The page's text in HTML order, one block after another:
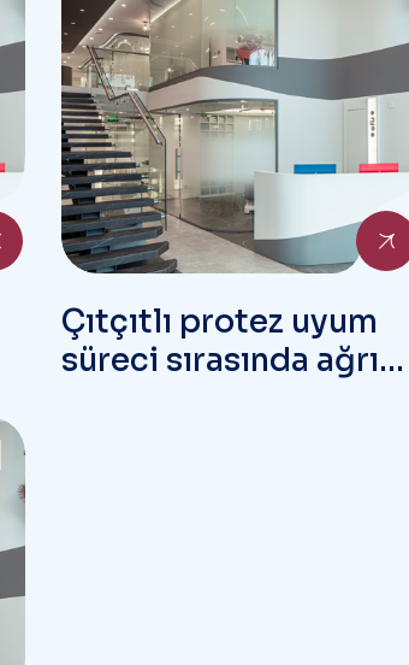
Çıtçıtlı protez uyum
süreci sırasında ağrı